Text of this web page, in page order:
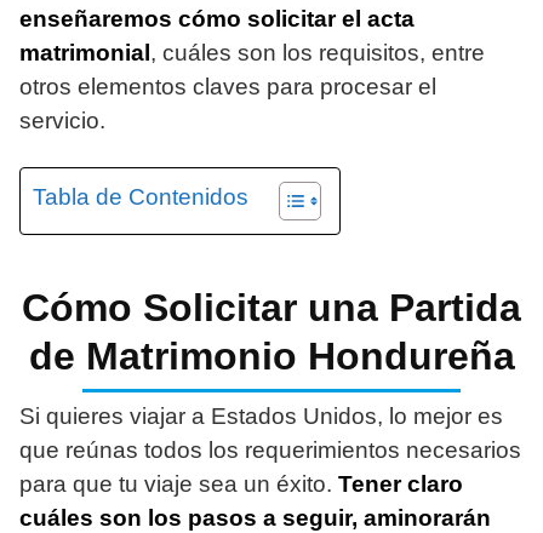
enseñaremos cómo solicitar el acta
matrimonial , cuáles son los requisitos, entre
otros elementos claves para procesar el
servicio.
Tabla de Contenidos
Cómo Solicitar una Partida
de Matrimonio Hondureña
Si quieres viajar a Estados Unidos, lo mejor es
que reúnas todos los requerimientos necesarios
para que tu viaje sea un éxito. Tener claro
cuáles son los pasos a seguir, aminorarán